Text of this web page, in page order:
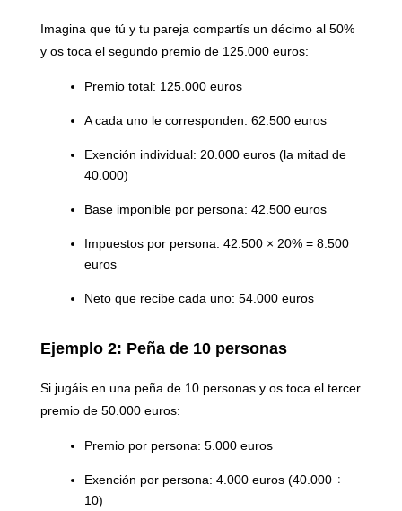
Imagina que tú y tu pareja compartís un décimo al 50%
y os toca el segundo premio de 125.000 euros:
Premio total: 125.000 euros
A cada uno le corresponden: 62.500 euros
Exención individual: 20.000 euros (la mitad de
40.000)
Base imponible por persona: 42.500 euros
Impuestos por persona: 42.500 × 20% = 8.500
euros
Neto que recibe cada uno: 54.000 euros
Ejemplo 2: Peña de 10 personas
Si jugáis en una peña de 10 personas y os toca el tercer
premio de 50.000 euros:
Premio por persona: 5.000 euros
Exención por persona: 4.000 euros (40.000 ÷
10)